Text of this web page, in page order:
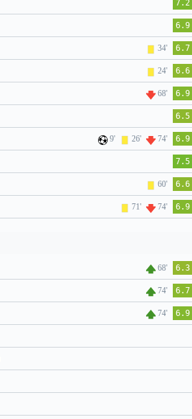
7.2
6.9
34' 6.7
24' 6.6
68' 6.9
6.5
9' 26' 74' 6.9
7.5
60' 6.6
71' 74' 6.9
68' 6.3
74' 6.7
74' 6.9